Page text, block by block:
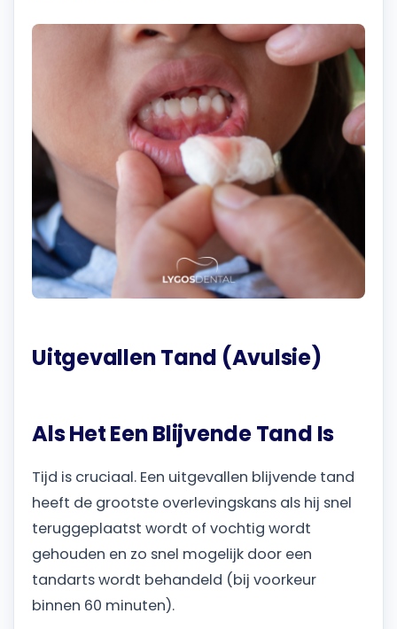
Uitgevallen Tand (Avulsie)
Als Het Een Blijvende Tand Is
Tijd is cruciaal. Een uitgevallen blijvende tand
heeft de grootste overlevingskans als hij snel
teruggeplaatst wordt of vochtig wordt
gehouden en zo snel mogelijk door een
tandarts wordt behandeld (bij voorkeur
binnen 60 minuten).